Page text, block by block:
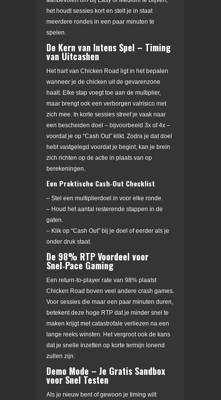
het houdt sessies kort en stelt je in staat
meerdere rondes in een paar minuten te
spelen.
De Kern van Intens Spel – Timing
van Uitcashen
Het hart van Chicken Road ligt in het bepalen
wanneer je de chicken uit de gevarenzone
haalt. Elke stap voegt toe aan de multiplier,
maar brengt ook een verborgen valrisico met
zich mee. In korte sessies streef je vaak naar
een bescheiden doel – bijvoorbeeld 3x of 4x –
voordat je op “Cash Out” klikt. Zodra je dat doel
hebt vastgelegd voordat je begint, kan je brein
zich richten op de actie in plaats van op
berekeningen.
Een Praktische Cash‑Out Checklist
– Stel een multiplierdoel in voor elke ronde.
– Houd het aantal resterende stappen in de
gaten.
– Klik op “Cash Out” bij je doel of eerder als je
onder druk staat.
De 98% RTP Voordeel voor
Snel‑Pace Gaming
Een return-to-player rate van 98% plaatst
Chicken Road boven veel andere crash games.
Voor sessies die maar een paar minuten duren,
betekent deze hoge RTP dat je minder snel te
maken krijgt met catastrofale verliezen na een
lange reeks winsten. Het vergroot ook de kans
dat je snelle inzetten op korte termijn lonend
zullen zijn.
Demo Mode – Je Gratis Sandbox
voor Snel Testen
Als je nieuw bent of gewoon je timing wilt